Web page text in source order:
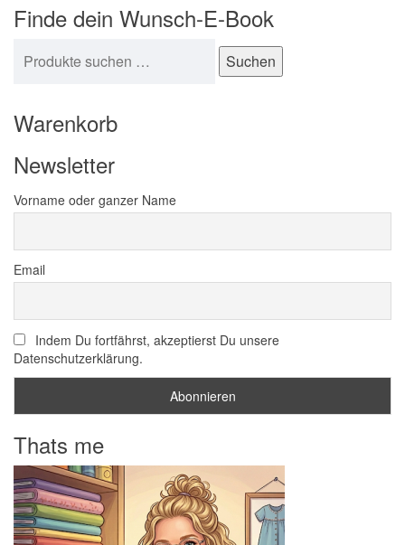
Finde dein Wunsch-E-Book
Suchen
Warenkorb
Newsletter
Vorname oder ganzer Name
Email
Indem Du fortfährst, akzeptierst Du unsere
Datenschutzerklärung.
Thats me